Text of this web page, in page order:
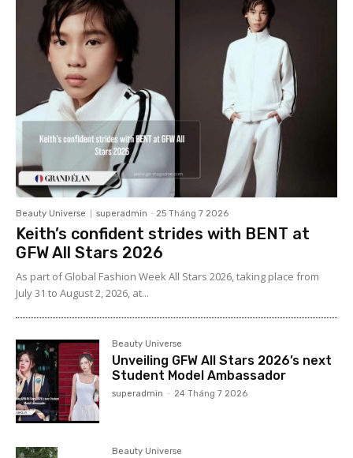
Beauty Universe superadmin - 25 Tháng 7 2026
Keith’s confident strides with BENT at
GFW All Stars 2026
As part of Global Fashion Week All Stars 2026, taking place from
July 31 to August 2, 2026, at...
Beauty Universe
Unveiling GFW All Stars 2026’s next
Student Model Ambassador
superadmin - 24 Tháng 7 2026
Beauty Universe